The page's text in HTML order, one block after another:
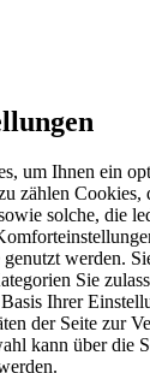
um Ihnen ein
zählen Cookies,
solche, die
werden.
Sie
Basis Ihrer
der Seite zur
kann über die